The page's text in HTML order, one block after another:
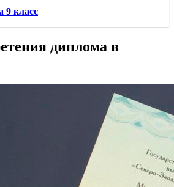
9 класс
диплома в